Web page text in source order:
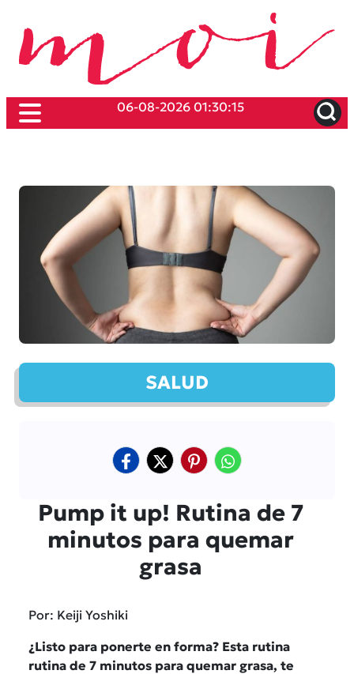
06-08-2026 01:30:15
SALUD
Pump it up! Rutina de 7
minutos para quemar
grasa
Por: Keiji Yoshiki
¿Listo para ponerte en forma? Esta rutina
rutina de 7 minutos para quemar grasa, te